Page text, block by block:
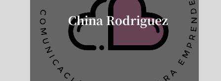
China Rodriguez